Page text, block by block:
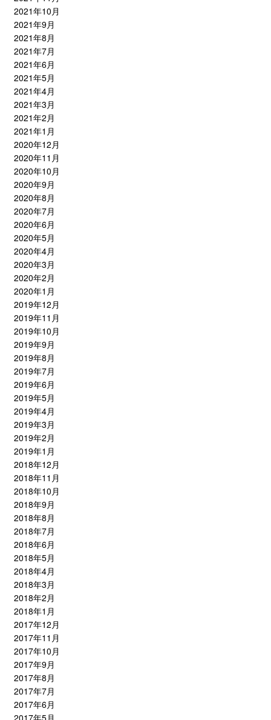
2021年10月
2021年9月
2021年8月
2021年7月
2021年6月
2021年5月
2021年4月
2021年3月
2021年2月
2021年1月
2020年12月
2020年11月
2020年10月
2020年9月
2020年8月
2020年7月
2020年6月
2020年5月
2020年4月
2020年3月
2020年2月
2020年1月
2019年12月
2019年11月
2019年10月
2019年9月
2019年8月
2019年7月
2019年6月
2019年5月
2019年4月
2019年3月
2019年2月
2019年1月
2018年12月
2018年11月
2018年10月
2018年9月
2018年8月
2018年7月
2018年6月
2018年5月
2018年4月
2018年3月
2018年2月
2018年1月
2017年12月
2017年11月
2017年10月
2017年9月
2017年8月
2017年7月
2017年6月